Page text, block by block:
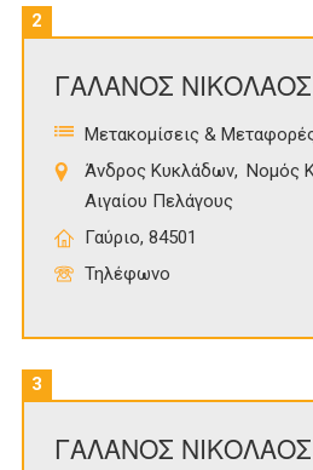
2
ΓΑΛΑΝΟΣ ΝΙΚΟΛΑΟΣ
Μετακομίσεις &
Άνδρος Κυκλάδων
Νομός
Αιγαίου Πελάγους
Γαύριο, 84501
Τηλέφωνο
3
ΓΑΛΑΝΟΣ ΝΙΚΟΛΑΟΣ